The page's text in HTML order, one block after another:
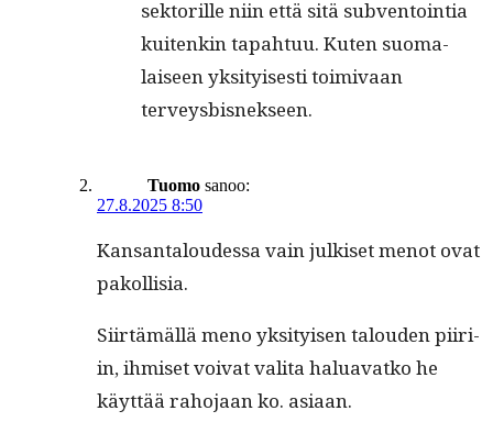
sek­to­rille niin että sitä sub­ven­toin­tia
kuitenkin tapah­tuu. Kuten suo­ma­
laiseen yksi­tyis­es­ti toimi­vaan
terveysbisnekseen.
Tuomo sanoo:
27.8.2025 8:50
Kansan­taloudessa vain julkiset menot ovat
pakollisia.
Siirtämäl­lä meno yksi­tyisen talouden piiri­
in, ihmiset voivat vali­ta halu­a­vatko he
käyt­tää raho­jaan ko. asiaan.